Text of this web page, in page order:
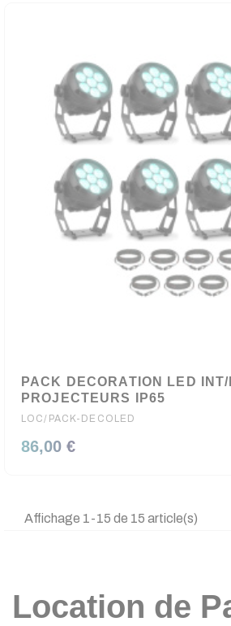
PACK DECORATION LED
PROJECTEURS IP65
LOC/PACK-DECOLED
86,00 €
Affichage 1-15 de 15 article(s)
Location de